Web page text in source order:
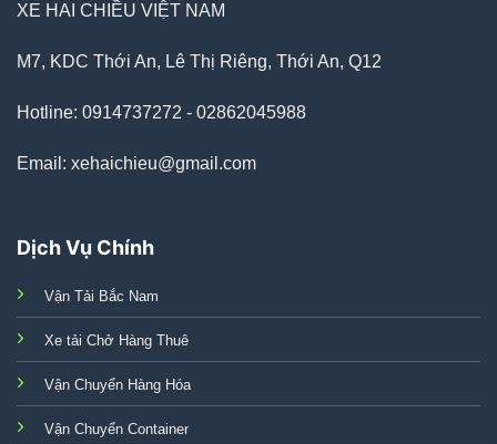
XE HAI CHIỀU VIỆT NAM
M7, KDC Thới An, Lê Thị Riêng, Thới An, Q12
Hotline: 0914737272 - 02862045988
Email: xehaichieu@gmail.com
Dịch Vụ Chính
Vận Tải Bắc Nam
Xe tải Chở Hàng Thuê
Vận Chuyển Hàng Hóa
Vận Chuyển Container